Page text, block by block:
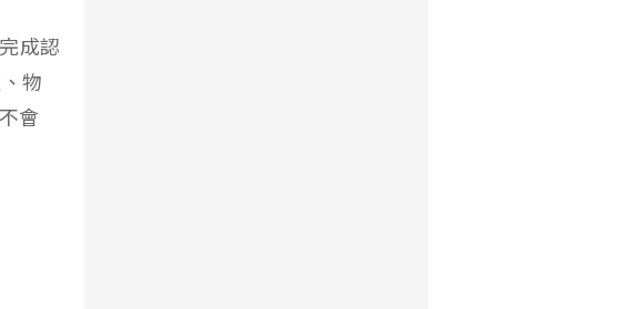
成認
物
會